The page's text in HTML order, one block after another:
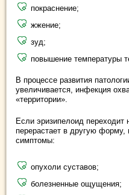
покраснение;
жжение;
зуд;
повышение температуры
В процессе развития
увеличивается, инфекция
«территории».
Если эризипелоид переходит
перерастает в другую форму,
симптомы:
опухоли суставов;
болезненные ощущения;